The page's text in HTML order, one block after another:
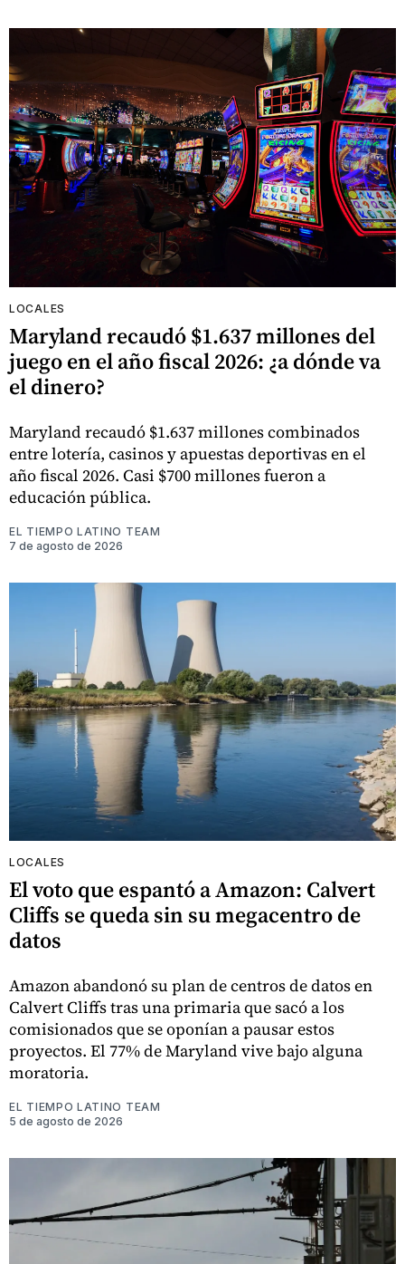
LOCALES
Maryland recaudó $1.637 millones del
juego en el año fiscal 2026: ¿a dónde va
el dinero?
Maryland recaudó $1.637 millones combinados
entre lotería, casinos y apuestas deportivas en el
año fiscal 2026. Casi $700 millones fueron a
educación pública.
EL TIEMPO LATINO TEAM
7 de agosto de 2026
LOCALES
El voto que espantó a Amazon: Calvert
Cliffs se queda sin su megacentro de
datos
Amazon abandonó su plan de centros de datos en
Calvert Cliffs tras una primaria que sacó a los
comisionados que se oponían a pausar estos
proyectos. El 77% de Maryland vive bajo alguna
moratoria.
EL TIEMPO LATINO TEAM
5 de agosto de 2026